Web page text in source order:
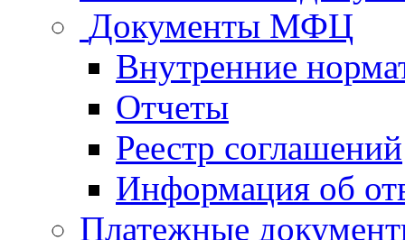
Документы МФЦ
Внутренние
Отчеты
Реестр соглашений
Информация об
Платежные